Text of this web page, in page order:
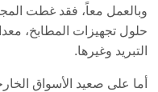
وبالعمل معاً، فقد غطت
حلول تجهيزات المطابخ،
التبريد وغيرها.
أما على صعيد الأسواق